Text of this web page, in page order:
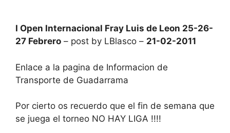
I Open Internacional Fray Luis de Leon 25-26-
27 Febrero – post by LBlasco – 21-02-2011
Enlace a la pagina de Informacion de
Transporte de Guadarrama
Por cierto os recuerdo que el fin de semana que
se juega el torneo NO HAY LIGA !!!!